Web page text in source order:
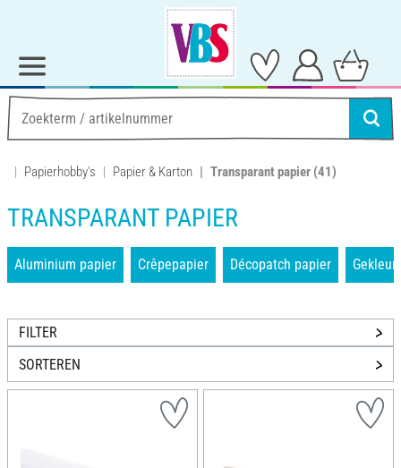
Papierhobby's Papier & Karton Transparant papier (41)
TRANSPARANT PAPIER
Aluminium papier Crêpepapier Décopatch papier
FILTER
SORTEREN